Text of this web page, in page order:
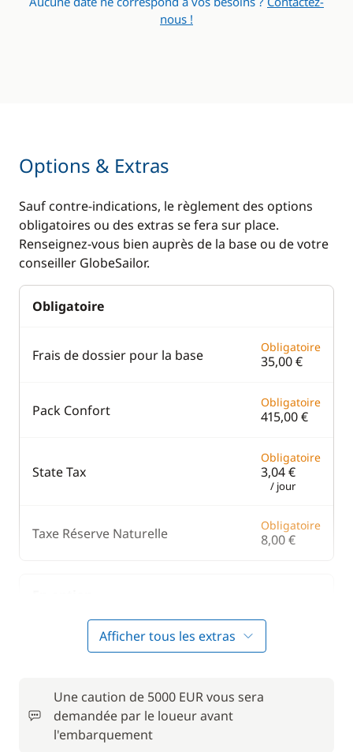
Réfrigérateur
Ventilateurs
nous !
Options & Extras
Sauf contre-indications, le règlement des options
obligatoires ou des extras se fera sur place.
Renseignez-vous bien auprès de la base ou de votre
conseiller GlobeSailor.
Obligatoire
Frais de dossier pour la base Obligatoire
35,00 €
Pack Confort Obligatoire
415,00 €
State Tax
Obligatoire
3,04 €
/ jour
Taxe Réserve Naturelle Obligatoire
8,00 €
Filet de sécurité
Frais de port
Afficher tous les extras
Une caution de 5000 EUR vous sera
demandée par le loueur avant
l'embarquement